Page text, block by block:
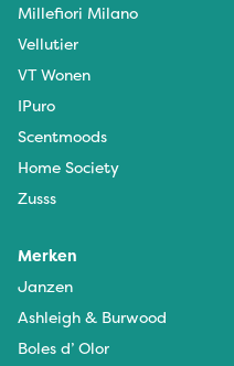
Millefiori Milano
Vellutier
VT Wonen
IPuro
Scentmoods
Home Society
Zusss
Merken
Janzen
Ashleigh & Burwood
Boles d’ Olor